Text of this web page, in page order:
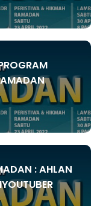
: AHLAN